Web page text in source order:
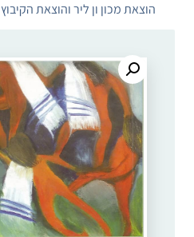
הוצאת מכון ון ליר והוצאת